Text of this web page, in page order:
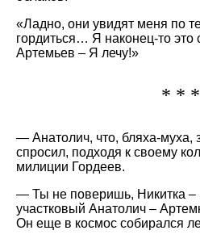
«Ладно, они увидят меня по
гордиться… Я наконец-то это
Артемьев – Я лечу!»
* * *
— Анатолич, что, бляха-муха,
спросил, подходя к своему
милиции Гордеев.
— Ты не поверишь, Никитка –
участковый Анатолич –
Он еще в космос собирался